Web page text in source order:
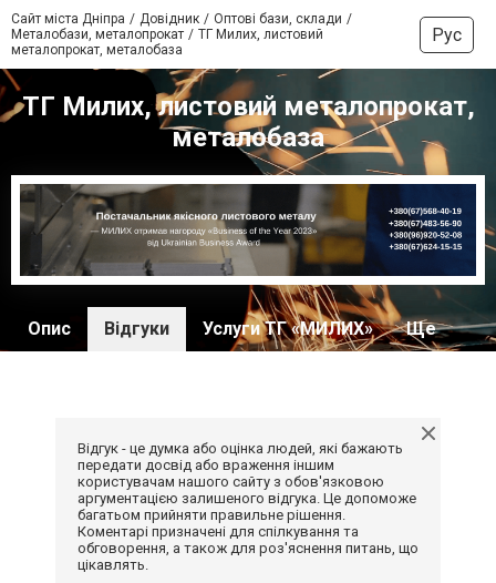
Сайт міста Дніпра Довідник
Оптові бази, склади
Металобази, металопрокат
ТГ Милих, листовий
металопрокат, металобаза
Рус
ТГ Милих, листовий металопрокат,
металобаза
Опис Відгуки Услуги ТГ «МИЛИХ» Ще
Відгук - це думка або оцінка людей, які бажають
передати досвід або враження іншим
користувачам нашого сайту з обов'язковою
аргументацією залишеного відгука. Це допоможе
багатьом прийняти правильне рішення.
Коментарі призначені для спілкування та
обговорення, а також для роз'яснення питань, що
цікавлять.